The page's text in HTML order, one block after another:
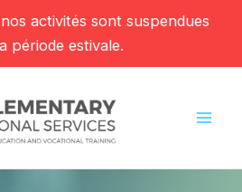
activités sont suspendues
période estivale.